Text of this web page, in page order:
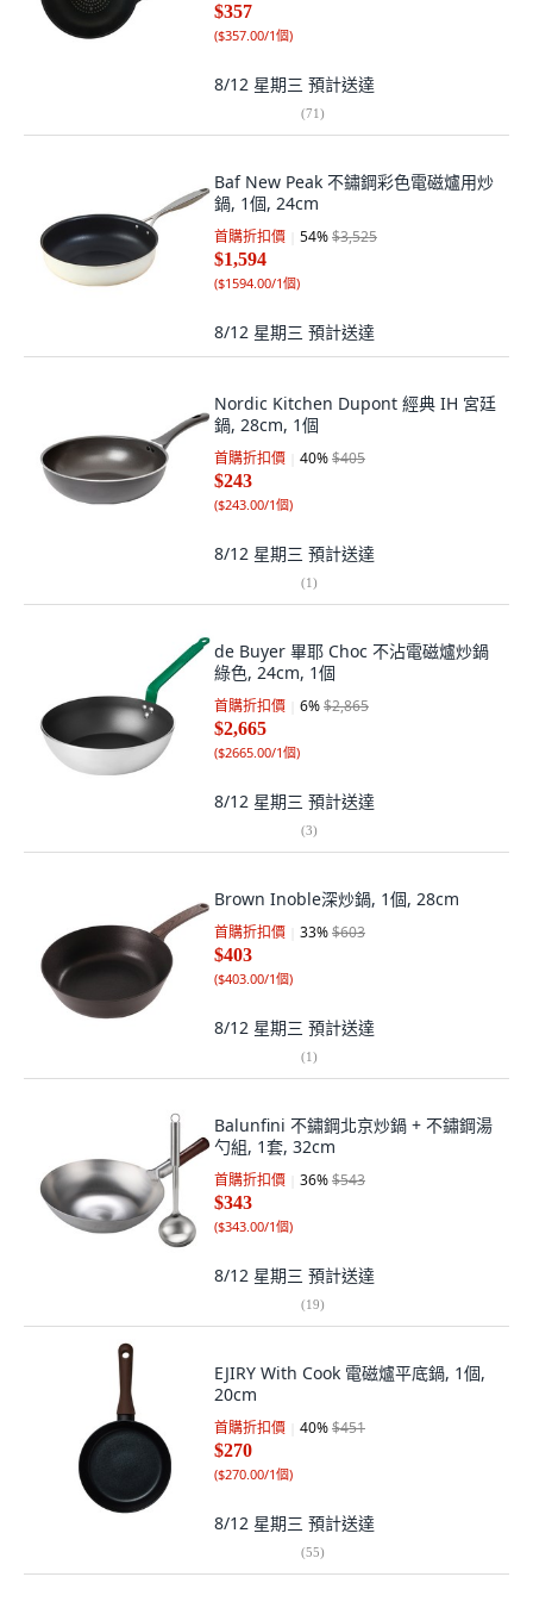
$357
($357.00/1個)
8/12 星期三 預計送達
(71)
Baf New Peak 不鏽鋼彩色電磁爐用炒
鍋, 1個, 24cm
首購折扣價 54%$3,525
$1,594
($1594.00/1個)
8/12 星期三 預計送達
Nordic Kitchen Dupont 經典 IH 宮廷
鍋, 28cm, 1個
首購折扣價 40%$405
$243
($243.00/1個)
8/12 星期三 預計送達
(1)
de Buyer 畢耶 Choc 不沾電磁爐炒鍋
綠色, 24cm, 1個
首購折扣價 6%$2,865
$2,665
($2665.00/1個)
8/12 星期三 預計送達
(3)
Brown Inoble深炒鍋, 1個, 28cm
首購折扣價 33%$603
$403
($403.00/1個)
8/12 星期三 預計送達
(1)
Balunfini 不鏽鋼北京炒鍋 + 不鏽鋼湯
勺組, 1套, 32cm
首購折扣價 36%$543
$343
($343.00/1個)
8/12 星期三 預計送達
(19)
EJIRY With Cook 電磁爐平底鍋, 1個,
20cm
首購折扣價 40%$451
$270
($270.00/1個)
8/12 星期三 預計送達
(55)